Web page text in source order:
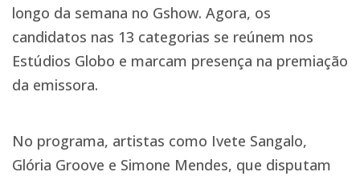
longo da semana no Gshow. Agora, os
candidatos nas 13 categorias se reúnem nos
Estúdios Globo e marcam presença na premiação
da emissora.
No programa, artistas como Ivete Sangalo,
Glória Groove e Simone Mendes, que disputam